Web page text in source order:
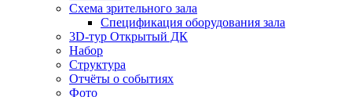
Схема зрительного зала
Спецификация оборудования зала
3D-тур Открытый ДК
Набор
Структура
Отчёты о событиях
Фото